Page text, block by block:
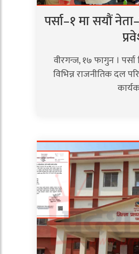
पर्सा–१ मा सयौं
वीरगन्ज, १७ फागुन । पर्सा
विभिन्न राजनीतिक दल